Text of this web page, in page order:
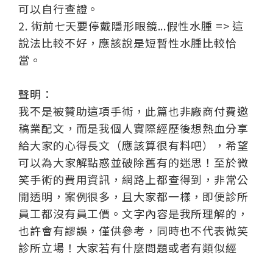
可以自行查證。
2. 術前七天要停戴隱形眼鏡...假性水腫 => 這
說法比較不好，應該說是短暫性水腫比較恰
當。
聲明：
我不是被贊助這項手術，此篇也非廠商付費邀
稿業配文，而是我個人實際經歷後想熱血分享
給大家的心得長文（應該算很有料吧），希望
可以為大家解點惑並破除舊有的迷思！至於微
笑手術的費用資訊，網路上都查得到，非常公
開透明，案例很多，且大家都一樣，即便診所
員工都沒有員工價。文字內容是我所理解的，
也許會有謬誤，僅供參考，同時也不代表微笑
診所立場！大家若有什麼問題或者有類似經